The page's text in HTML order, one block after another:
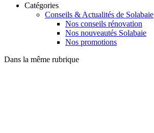
Catégories
Conseils & Actualités de Solabaie
Nos conseils rénovation
Nos nouveautés Solabaie
Nos promotions
Dans la même rubrique